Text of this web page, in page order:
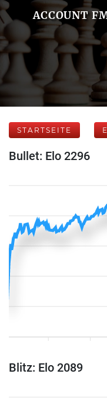
ACCOUNT
STARTSEITE
Bullet: Elo 2296
Blitz: Elo 2089